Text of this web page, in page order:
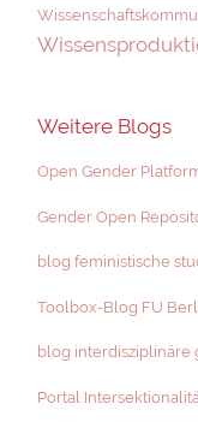
Weitere Blogs
Open Gender
Gender Open
blog feministische
Toolbox-Blog FU
blog
Portal